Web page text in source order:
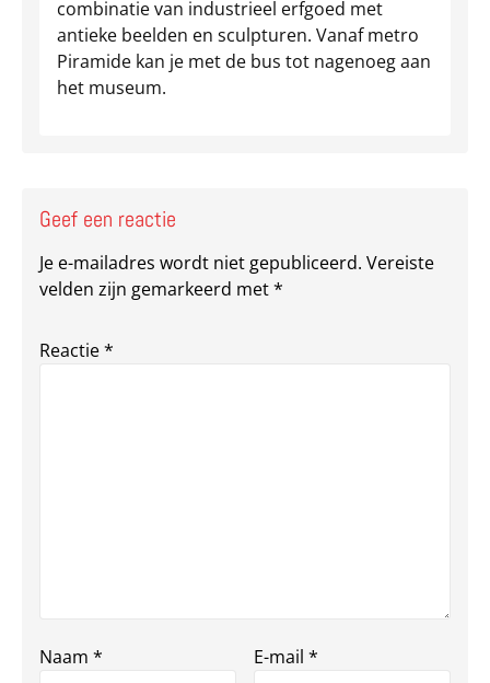
combinatie van industrieel erfgoed met
antieke beelden en sculpturen. Vanaf metro
Piramide kan je met de bus tot nagenoeg aan
het museum.
Geef een reactie
Je e-mailadres wordt niet gepubliceerd. Vereiste
velden zijn gemarkeerd met*
Reactie*
Naam * E-mail *